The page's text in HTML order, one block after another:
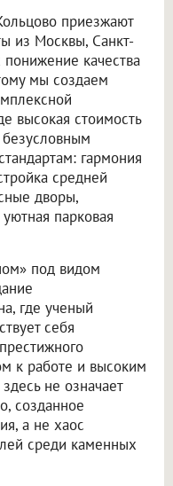
приезжают
из Москвы, Санкт-
качества
мы создаем
высокая стоимость
безусловным
гармония
средней
дворы,
парковая
под видом
где ученый
себя
к работе и высоким
не означает
созданное
а не хаос
среди каменных